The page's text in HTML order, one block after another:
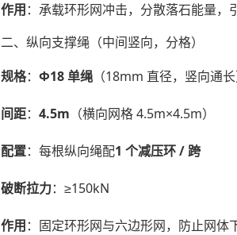
作用：承载环形网冲击，分散落石能量，
二、纵向支撑绳（中间竖向，分格）
规格： Φ18 单绳 （18mm 直径，竖向通
间距： 4.5m （横向网格 4.5m×4.5m）
配置：每根纵向绳配1 个减压环 / 跨
破断拉力：≥150kN
作用：固定环形网与六边形网，防止网体